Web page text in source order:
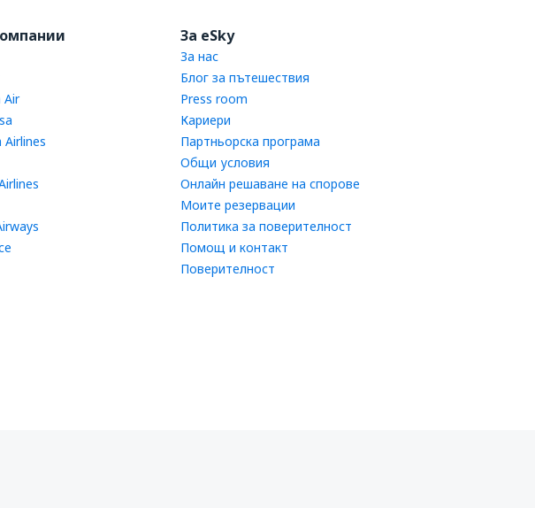
Air
Airlines
За eSky
За нас
Блог за пътешествия
Press room
Кариери
Партньорска програма
Общи условия
Онлайн решаване на спорове
Моите резервации
Политика за поверителност
Помощ и контакт
Поверителност